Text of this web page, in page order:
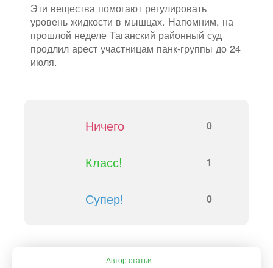
Эти вещества помогают регулировать
уровень жидкости в мышцах. Напомним, на
прошлой неделе Таганский районный суд
продлил арест участницам панк-группы до 24
июля.
Ничего 0
Класс! 1
Супер! 0
Автор статьи